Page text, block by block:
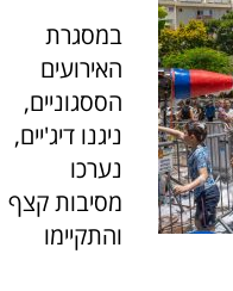
במסגרת
האירועים
הססגוניים,
ניגנו דיג'יים,
נערכו
מסיבות קצף
והתקיימו